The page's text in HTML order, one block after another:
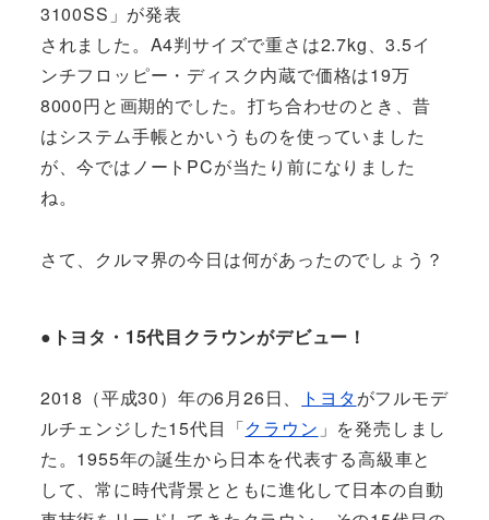
3100SS」が発表
されました。A4判サイズで重さは2.7kg、3.5イ
ンチフロッピー・ディスク内蔵で価格は19万
8000円と画期的でした。打ち合わせのとき、昔
はシステム手帳とかいうものを使っていました
が、今ではノートPCが当たり前になりました
ね。
さて、クルマ界の今日は何があったのでしょう？
●トヨタ・15代目クラウンがデビュー！
2018（平成30）年の6月26日、 トヨタがフルモデ
ルチェンジした15代目「クラウン 」を発売しまし
た。1955年の誕生から日本を代表する高級車と
して、常に時代背景とともに進化して日本の自動